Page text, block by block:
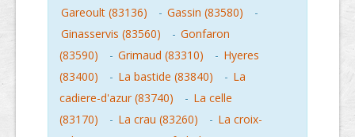
Gareoult (83136)
- Gassin (83580)
-
Ginasservis (83560)
- Gonfaron
(83590)
- Grimaud (83310) - Hyeres
(83400)
- La bastide (83840) - La
cadiere-d'azur (83740)
- La celle
(83170)
- La crau (83260) - La croix-